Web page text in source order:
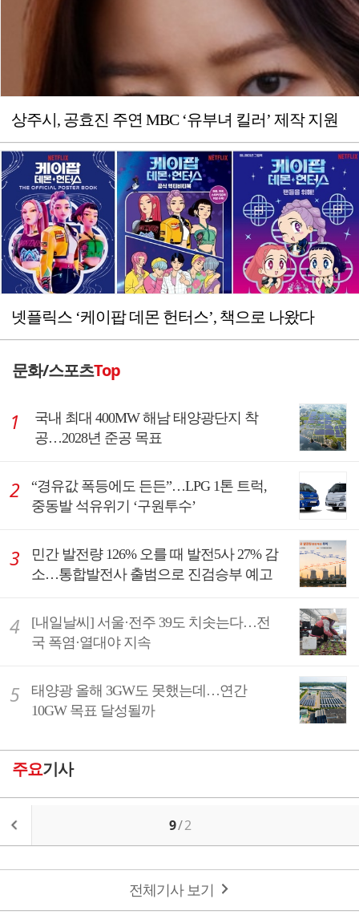
상주시, 공효진 주연 MBC ‘유부녀 킬러’ 제작 지원
넷플릭스 ‘케이팝 데몬 헌터스’, 책으로 나왔다
문화/스포츠Top
국내 최대 400MW 해남 태양광단지 착
공…2028년 준공 목표
“경유값 폭등에도 든든”…LPG 1톤 트럭,
중동발 석유위기 ‘구원투수’
민간 발전량 126% 오를 때 발전5사 27% 감
소…통합발전사 출범으로 진검승부 예고
[내일날씨] 서울·전주 39도 치솟는다…전
국 폭염·열대야 지속
태양광 올해 3GW도 못했는데…연간
10GW 목표 달성될까
주요기사
9/2
전체기사 보기